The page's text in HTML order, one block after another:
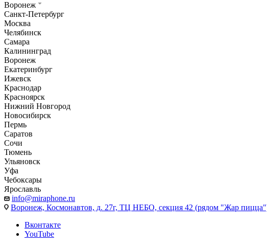
Воронеж
Санкт-Петербург
Москва
Челябинск
Самара
Калининград
Воронеж
Екатеринбург
Ижевск
Краснодар
Красноярск
Нижний Новгород
Новосибирск
Пермь
Саратов
Сочи
Тюмень
Ульяновск
Уфа
Чебоксары
Ярославль
info@miraphone.ru
Воронеж, Космонавтов, д. 27г, ТЦ НЕБО, секция 42 (рядом "Жар
Вконтакте
YouTube